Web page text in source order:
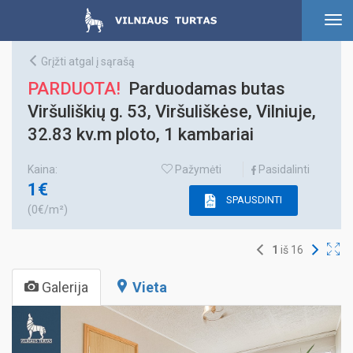
Grįžti atgal į sąrašą
PARDUOTA! Parduodamas butas
Viršuliškių g. 53, Viršuliškėse, Vilniuje,
32.83 kv.m ploto, 1 kambariai
Kaina:
1€
(0€/m²)
Pažymėti Pasidalinti
SPAUSDINTI
Galerija Vieta
1 iš 16